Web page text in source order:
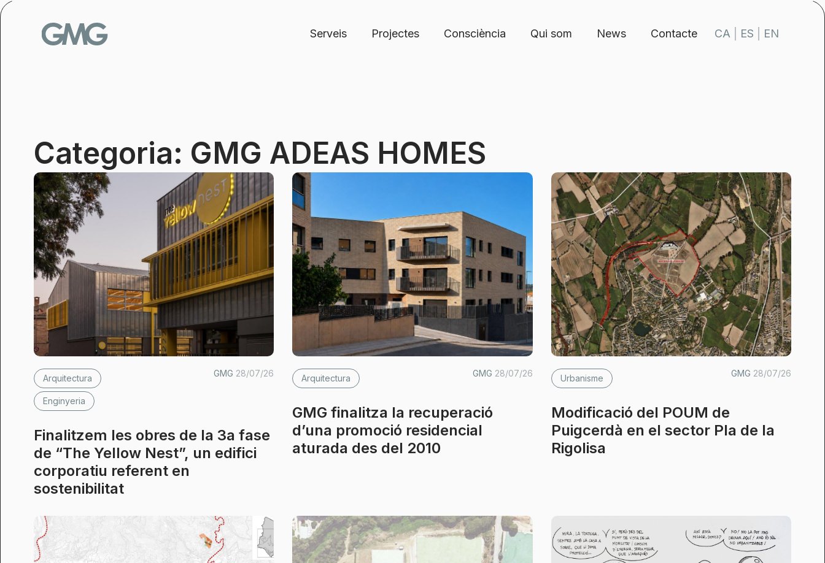
contingut
Serveis Projectes Consciència Qui som News Contacte
Categoria: GMG ADEAS HOMES
Arquitectura
Enginyeria
GMG 28/07/26
Finalitzem les obres de la 3a fase
de “The Yellow Nest”, un edifici
corporatiu referent en
sostenibilitat
Arquitectura GMG 28/07/26
GMG finalitza la recuperació
d’una promoció residencial
aturada des del 2010
Urbanisme GMG 28/07/26
Modificació del POUM de
Puigcerdà en el sector Pla de la
Rigolisa